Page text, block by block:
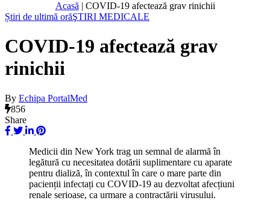
Acasă | COVID-19 afectează grav rinichii
Știri de ultimă orăŞTIRI MEDICALE
COVID-19 afectează grav
rinichii
By Echipa PortalMed
856
Share
Medicii din New York trag un semnal de alarmă în
legătură cu necesitatea dotării suplimentare cu aparate
pentru dializă, în contextul în care o mare parte din
pacienții infectați cu COVID-19 au dezvoltat afecțiuni
renale serioase, ca urmare a contractării virusului.